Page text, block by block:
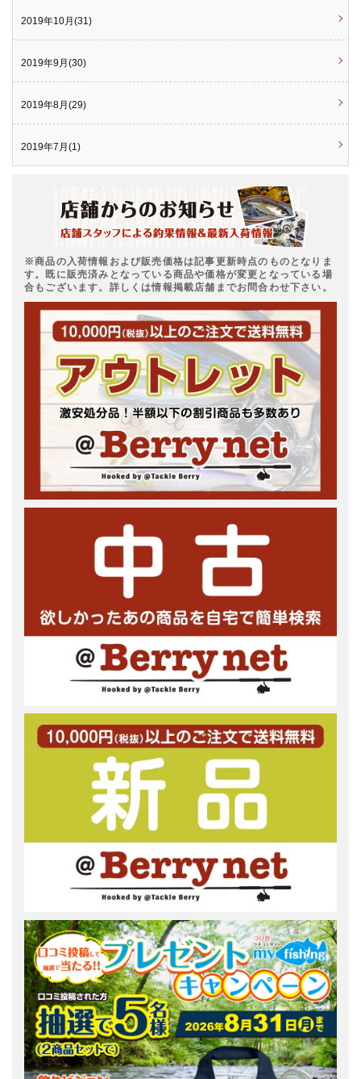
2019年10月(31)
2019年9月(30)
2019年8月(29)
2019年7月(1)
※商品の入荷情報および販売価格は記事更新時点のものとなりま
す。既に販売済みとなっている商品や価格が変更となっている場
合もございます。詳しくは情報掲載店舗までお問合わせ下さい。